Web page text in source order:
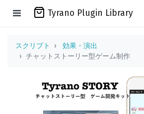
Tyrano Plugin Library
スクリプト
効果・演出
チャットストーリー型ゲーム制作